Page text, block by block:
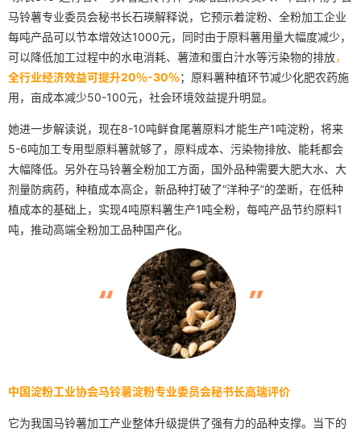
马铃薯专业委员会秘书长石瑛解释说，它预示着淀粉、全粉加工企业
每吨产品可以节本增效达1000元，同时由于原料薯用量大幅度减少，
可以降低加工过程中的水电消耗、薯渣和蛋白汁水等污染物的排放，
全行业经济效益可提升20％-30％；原料薯种植环节减少化肥农药施
用，亩成本减少50-100元，社会环境效益提升明显。
她进一步解读说，现在8-10吨鲜食尾薯原料才能生产1吨淀粉，将来
5-6吨加工专用型原料薯就够了，原料成本、污染物排放、能耗都会
大幅降低。另外在马铃薯全粉加工方面，国外品种需要大肥大水、大
剂量防病药，种植成本高企，新品种打破了“洋种子”的垄断，在低种
植成本的基础上，实现4吨原料薯生产1吨全粉，每吨产品节约原料1
吨，推动高端全粉加工品种国产化。
中国淀粉工业协会马铃薯淀粉专业委员会秘书长高瑞评价
它为我国马铃薯加工产业整体升级提供了强有力的品种支撑。当下的